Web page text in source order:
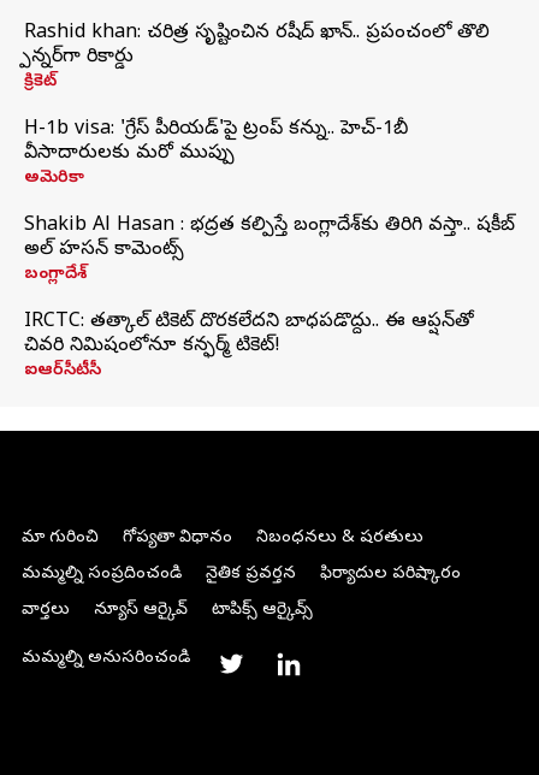
Rashid khan: చరిత్ర సృష్టించిన రషీద్ ఖాన్.. ప్రపంచంలో తొలి
స్పిన్నర్‌గా రికార్డు
క్రికెట్
H-1b visa: 'గ్రేస్‌ పీరియడ్‌'పై ట్రంప్‌ కన్ను.. హెచ్‌-1బీ
వీసాదారులకు మరో ముప్పు
అమెరికా
Shakib Al Hasan : భద్రత కల్పిస్తే బంగ్లాదేశ్‌కు తిరిగి వస్తా.. షకీబ్
అల్ హసన్ కామెంట్స్
బంగ్లాదేశ్
IRCTC: తత్కాల్ టికెట్ దొరకలేదని బాధపడొద్దు.. ఈ ఆప్షన్‌తో
చివరి నిమిషంలోనూ కన్ఫర్మ్ టికెట్!
ఐఆర్‌సీటీసీ
మా గురించి గోప్యతా విధానం
నిబంధనలు & షరతులు
మమ్మల్ని సంప్రదించండి
నైతిక ప్రవర్తన
ఫిర్యాదుల పరిష్కారం
వార్తలు
న్యూస్ ఆర్కైవ్ టాపిక్స్ ఆర్కైవ్స్
మమ్మల్ని అనుసరించండి